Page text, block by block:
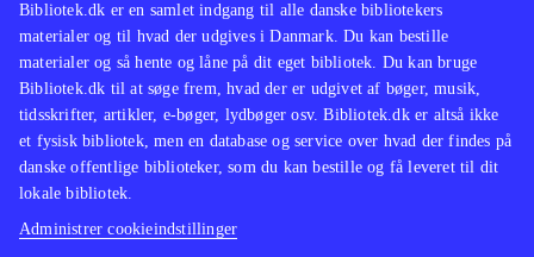
Bibliotek.dk er en samlet indgang til alle danske bibliotekers
materialer og til hvad der udgives i Danmark. Du kan bestille
materialer og så hente og låne på dit eget bibliotek. Du kan bruge
Bibliotek.dk til at søge frem, hvad der er udgivet af bøger, musik,
tidsskrifter, artikler, e-bøger, lydbøger osv. Bibliotek.dk er altså ikke
et fysisk bibliotek, men en database og service over hvad der findes på
danske offentlige biblioteker, som du kan bestille og få leveret til dit
lokale bibliotek.
Administrer cookieindstillinger